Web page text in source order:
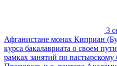
3
Афганистане монах Киприан
курса бакалавриата о своем
рамках занятий по